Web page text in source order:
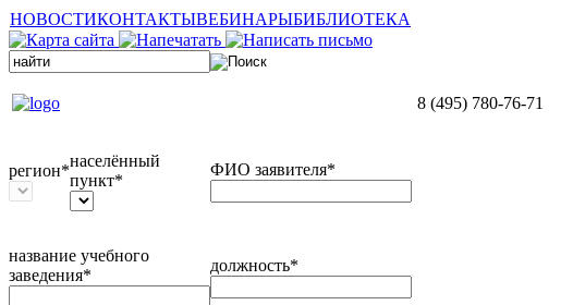
НОВОСТИКОНТАКТЫВЕБИНАРЫБИБЛИОТЕКА
8 (495) 780-76-71
регион*
населённый
пункт*
ФИО заявителя*
название учебного
заведения*
должность*